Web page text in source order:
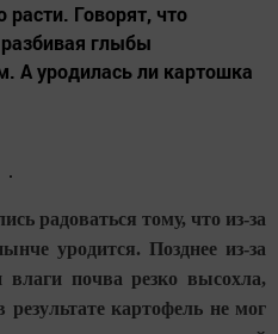
расти. Говорят, что
глыбы
А уродилась ли картошка
радоваться тому, что из-за
уродится. Позднее из-за
почва резко высохла,
картофель не мог